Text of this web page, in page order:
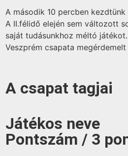
A második 10 percben
A II.félidő elején sem változott
saját tudásunkhoz méltó
Veszprém csapata
A csapat tagjai
Játékos neve
Pontszám / 3